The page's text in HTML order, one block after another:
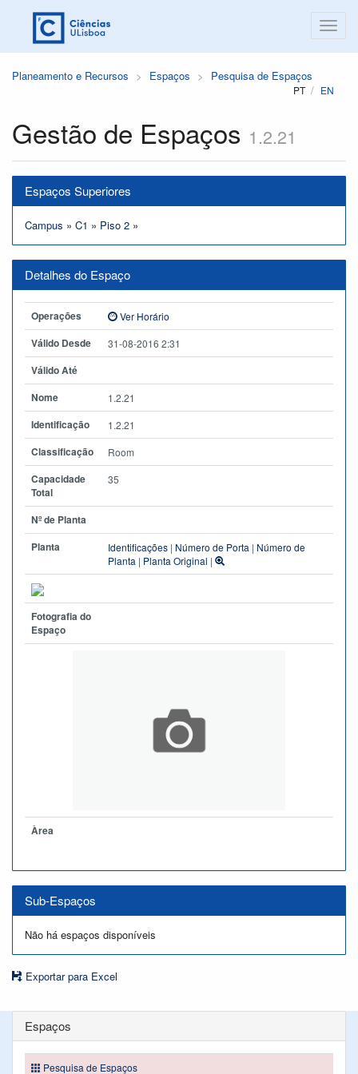
Planeamento e Recursos Espaços Pesquisa de Espaços
PT EN
Gestão de Espaços 1.2.21
Espaços Superiores
Campus » C1 » Piso 2 »
Detalhes do Espaço
Operações Ver Horário
Válido Desde 31-08-2016 2:31
Válido Até
Nome
1.2.21
Identificação 1.2.21
Classificação Room
Capacidade
Total
35
Nº de Planta
Planta
Identificações | Número de Porta | Número de
Planta | Planta Original |
Fotografia do
Espaço
Àrea
Sub-Espaços
Não há espaços disponíveis
Exportar para Excel
Espaços
Pesquisa de Espaços